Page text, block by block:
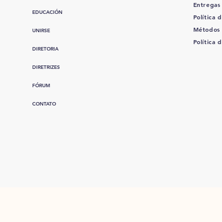
EDUCACIÓN
UNIRSE
DIRETORIA
DIRETRIZES
FÓRUM
CONTATO
Política
Política